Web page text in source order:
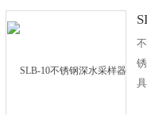
具